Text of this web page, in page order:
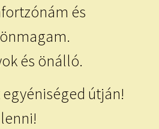
és
és önálló.
útján!